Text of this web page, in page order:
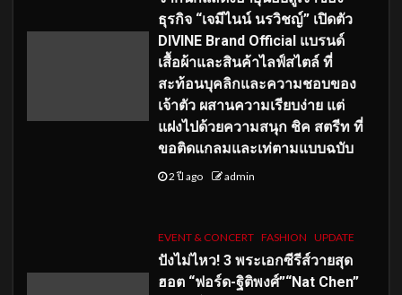
ธุรกิจ “เจมีไนน์ นรวิชญ์” เปิดตัว
DIVINE Brand Official แบรนด์
เสื้อผ้าและสินค้าไลฟ์สไตล์ ที่
สะท้อนบุคลิกและความชอบของ
เจ้าตัว ผสานความเรียบง่าย แต่
แฝงไปด้วยความสนุก ชิค สตรีท ที่
ขอติดแกลมและเท่ตามแบบฉบับ
2 ปี ago admin
EVENT & CONCERT FASHION UPDATE
ปังไม่ไหว! 3 พระเอกซีรีส์วายสุด
ฮอต “ฟอร์ด-ฐิติพงศ์”“Nat Chen”